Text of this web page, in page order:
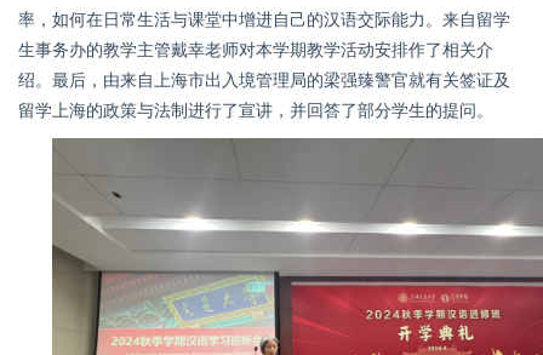
率，如何在日常生活与课堂中增进自己的汉语交际能力。来自留学
生事务办的教学主管戴幸老师对本学期教学活动安排作了相关介
绍。最后，由来自上海市出入境管理局的梁强臻警官就有关签证及
留学上海的政策与法制进行了宣讲，并回答了部分学生的提问。